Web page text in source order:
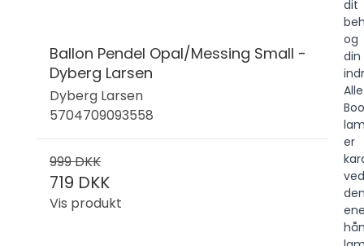
Ballon Pendel Opal/Messing Small -
Dyberg Larsen
Dyberg Larsen
5704709093558
999 DKK
719 DKK
Vis produkt
dit
og
din
Alle
er
ved